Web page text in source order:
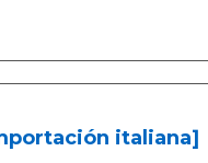
italiana]